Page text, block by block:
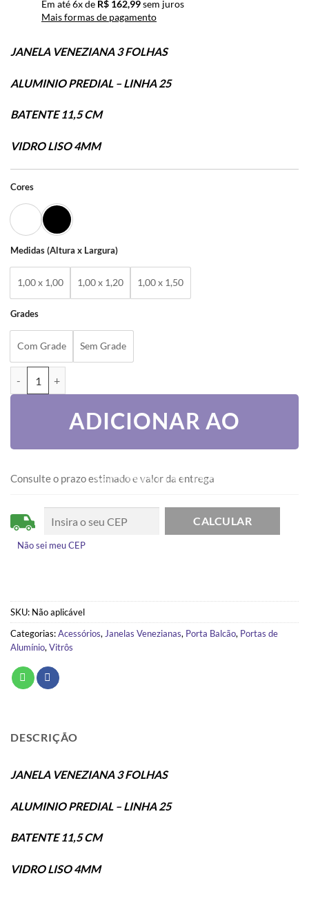
Em até6x de R$ 162,99sem juros
Mais formas de pagamento
JANELA VENEZIANA 3 FOLHAS
ALUMINIO PREDIAL – LINHA 25
BATENTE 11,5 CM
VIDRO LISO 4MM
Cores
Medidas (Altura x Largura)
1,00 x 1,00 1,00 x 1,20 1,00 x 1,50
Grades
Com Grade Sem Grade
ADICIONAR AO
CARRINHO
Consulte o prazo estimado e valor da entrega
Não sei meu CEP
SKU: Não aplicável
Categorias:Acessórios, Janelas Venezianas, Porta Balcão, Portas de
Alumínio, Vitrôs
DESCRIÇÃO
JANELA VENEZIANA 3 FOLHAS
ALUMINIO PREDIAL – LINHA 25
BATENTE 11,5 CM
VIDRO LISO 4MM